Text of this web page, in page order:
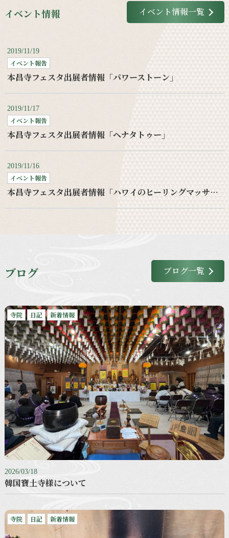
イベント情報 イベント情報一覧
2019/11/19
イベント報告
本昌寺フェスタ出展者情報「パワーストーン」
2019/11/17
イベント報告
本昌寺フェスタ出展者情報「ヘナタトゥー」
2019/11/16
イベント報告
本昌寺フェスタ出展者情報「ハワイのヒーリングマッサージ」
ブログ ブログ一覧
寺院 日記 新着情報
2026/03/18
韓国寶土寺様について
寺院 日記 新着情報